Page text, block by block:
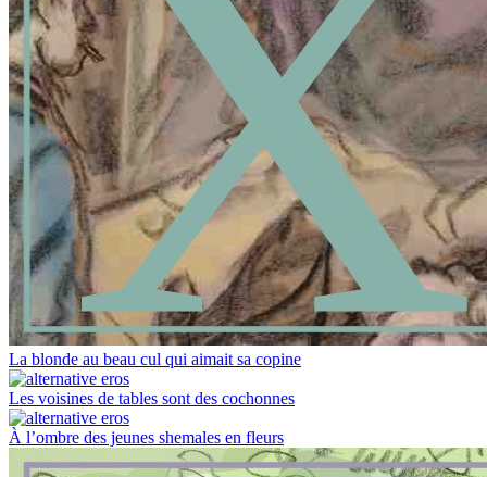
La blonde au beau cul qui aimait sa copine
Les voisines de tables sont des cochonnes
À l’ombre des jeunes shemales en fleurs